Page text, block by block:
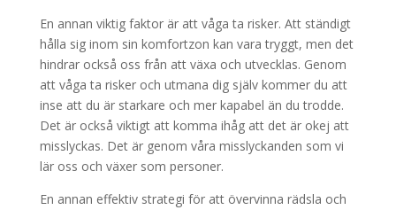
En annan viktig faktor är att våga ta risker. Att ständigt
hålla sig inom sin komfortzon kan vara tryggt, men det
hindrar också oss från att växa och utvecklas. Genom
att våga ta risker och utmana dig själv kommer du att
inse att du är starkare och mer kapabel än du trodde.
Det är också viktigt att komma ihåg att det är okej att
misslyckas. Det är genom våra misslyckanden som vi
lär oss och växer som personer.
En annan effektiv strategi för att övervinna rädsla och